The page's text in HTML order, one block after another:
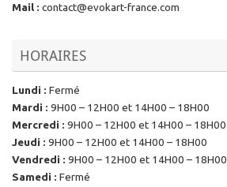
Mail : contact@evokart-france.com
HORAIRES
Lundi : Fermé
Mardi : 9H00 – 12H00 et 14H00 – 18H00
Mercredi : 9H00 – 12H00 et 14H00 – 18H00
Jeudi : 9H00 – 12H00 et 14H00 – 18H00
Vendredi : 9H00 – 12H00 et 14H00 – 18H00
Samedi : Fermé